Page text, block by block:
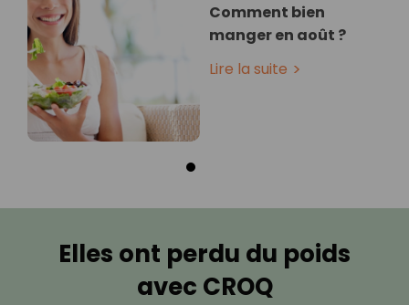
Comment bien
manger en août ?
Lire la suite
Elles ont perdu du poids
avec CROQ